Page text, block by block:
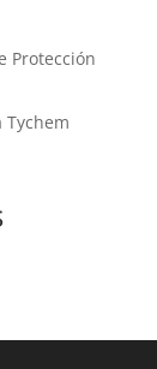
Protección